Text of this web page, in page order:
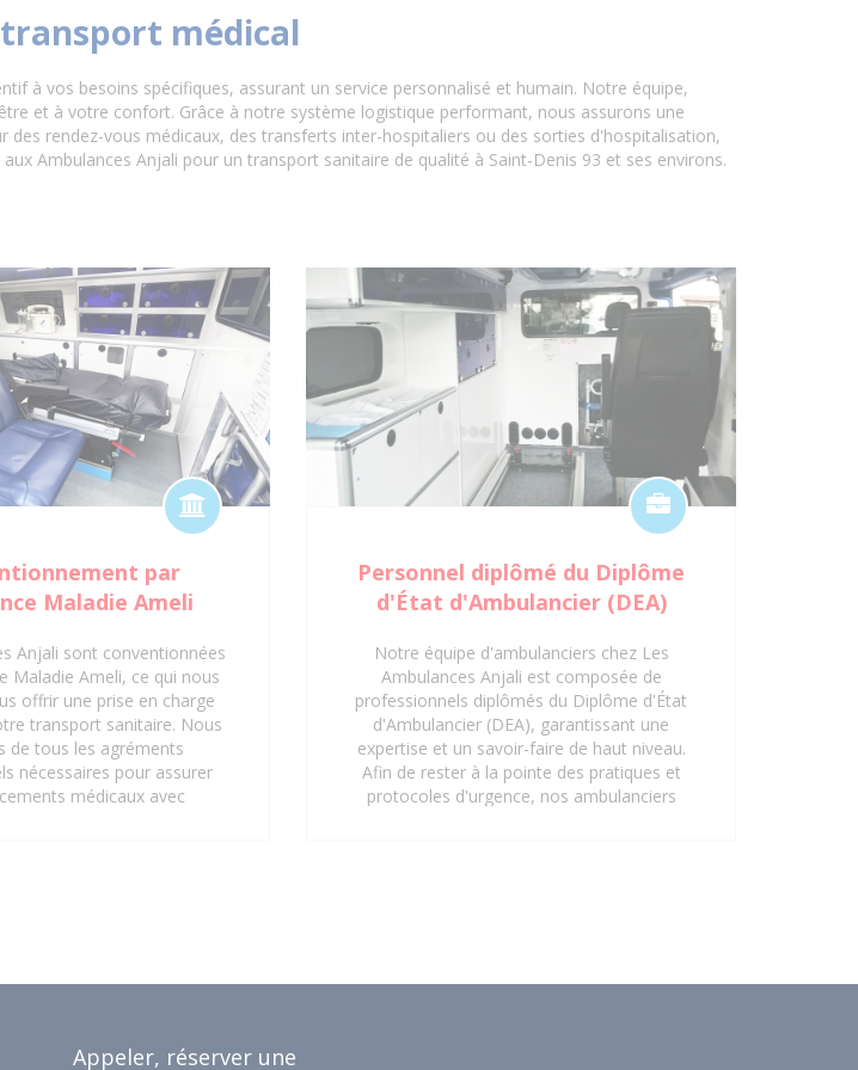
médical
à vos besoins spécifiques, assurant un service personnalisé et humain. Notre équipe,
et à votre confort. Grâce à notre système logistique performant, nous assurons une
rendez-vous médicaux, des transferts inter-hospitaliers ou des sorties d'hospitalisation,
Ambulances Anjali pour un transport sanitaire de qualité à Saint-Denis 93 et ses environs.
par
Maladie Ameli
Anjali sont conventionnées
Maladie Ameli, ce qui nous
offrir une prise en charge
transport sanitaire. Nous
de tous les agréments
nécessaires pour assurer
médicaux avec
conventionné et de
Personnel diplômé du Diplôme
d'État d'Ambulancier (DEA)
Notre équipe d'ambulanciers chez Les
Ambulances Anjali est composée de
professionnels diplômés du Diplôme d'État
d'Ambulancier (DEA), garantissant une
expertise et un savoir-faire de haut niveau.
Afin de rester à la pointe des pratiques et
protocoles d'urgence, nos ambulanciers
confiance à notre personnel qualifié pour
Appeler, réserver une